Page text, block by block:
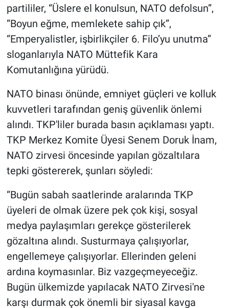
partililer, “Üslere el konulsun, NATO defolsun”,
“Boyun eğme, memlekete sahip çık”,
“Emperyalistler, işbirlikçiler 6. Filo’yu unutma”
sloganlarıyla NATO Müttefik Kara
Komutanlığına yürüdü.
NATO binası önünde, emniyet güçleri ve kolluk
kuvvetleri tarafından geniş güvenlik önlemi
alındı. TKP'liler burada basın açıklaması yaptı.
TKP Merkez Komite Üyesi Senem Doruk İnam,
NATO zirvesi öncesinde yapılan gözaltılara
tepki göstererek, şunları söyledi:
“Bugün sabah saatlerinde aralarında TKP
üyeleri de olmak üzere pek çok kişi, sosyal
medya paylaşımları gerekçe gösterilerek
gözaltına alındı. Susturmaya çalışıyorlar,
engellemeye çalışıyorlar. Ellerinden geleni
ardına koymasınlar. Biz vazgeçmeyeceğiz.
Bugün ülkemizde yapılacak NATO Zirvesi'ne
karşı durmak çok önemli bir siyasal kavga